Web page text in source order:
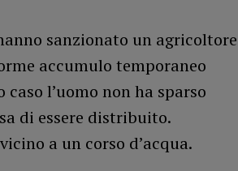
sanzionato un agricoltore
accumulo temporaneo
l’uomo non ha sparso
di essere distribuito.
a un corso d’acqua.